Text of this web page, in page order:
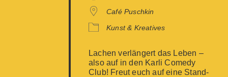
Café Puschkin
Kunst & Kreatives
Lachen verlängert das Leben –
also auf in den Karli Comedy
Club! Freut euch auf eine Stand-